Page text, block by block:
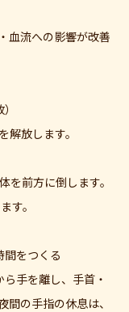
血流への影響が改善
解放します。
前方に倒します。
す。
間をつくる
手を離し、手首・
間の手指の休息は、